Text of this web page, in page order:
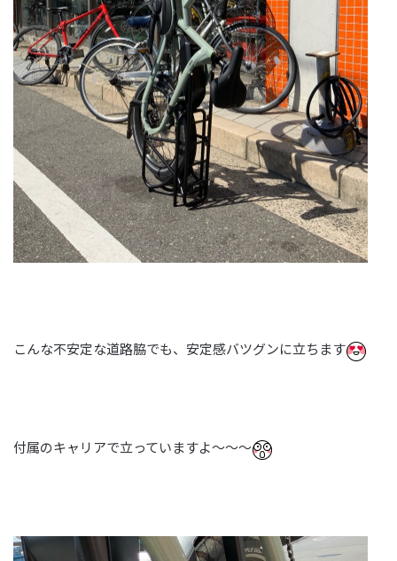
こんな不安定な道路脇でも、安定感バツグンに立ちます
付属のキャリアで立っていますよ～～～